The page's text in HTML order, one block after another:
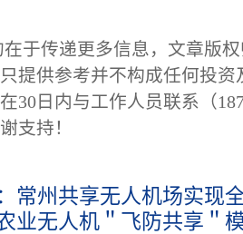
于传递更多信息，文章版
提供参考并不构成任何投
30日内与工作人员联系（
支持！
常州共享无人机场实现
业无人机＂飞防共享＂